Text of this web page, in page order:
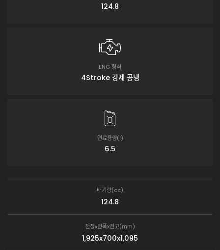
124.8
ENG 형식
4Stroke 강제 공냉
연료용량(ℓ)
6.5
배기량(cc)
124.8
전장x전폭x전고(mm)
1,925x700x1,095